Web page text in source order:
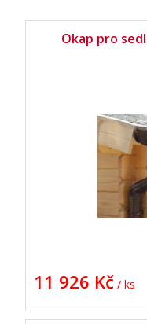
Okap pro
11 926 Kč / ks